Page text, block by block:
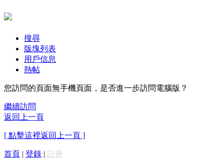
搜尋
版塊列表
用戶信息
熱帖
您訪問的頁面無手機頁面，是否進一步訪問電腦版？
繼續訪問
返回上一頁
[ 點擊這裡返回上一頁 ]
首頁 | 登錄 | 註冊